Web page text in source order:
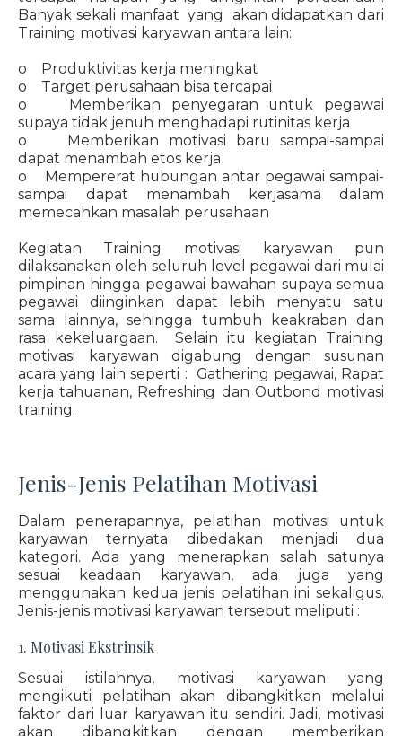
Banyak sekali manfaat yang akan didapatkan dari
Training motivasi karyawan antara lain:
o Produktivitas kerja meningkat
o Target perusahaan bisa tercapai
o Memberikan penyegaran untuk pegawai
supaya tidak jenuh menghadapi rutinitas kerja
o Memberikan motivasi baru sampai-sampai
dapat menambah etos kerja
o Mempererat hubungan antar pegawai sampai-
sampai dapat menambah kerjasama dalam
memecahkan masalah perusahaan
Kegiatan Training motivasi karyawan pun
dilaksanakan oleh seluruh level pegawai dari mulai
pimpinan hingga pegawai bawahan supaya semua
pegawai diinginkan dapat lebih menyatu satu
sama lainnya, sehingga tumbuh keakraban dan
rasa kekeluargaan. Selain itu kegiatan Training
motivasi karyawan digabung dengan susunan
acara yang lain seperti : Gathering pegawai, Rapat
kerja tahuanan, Refreshing dan Outbond motivasi
training.
Jenis-Jenis Pelatihan Motivasi
Dalam penerapannya, pelatihan motivasi untuk
karyawan ternyata dibedakan menjadi dua
kategori. Ada yang menerapkan salah satunya
sesuai keadaan karyawan, ada juga yang
menggunakan kedua jenis pelatihan ini sekaligus.
Jenis-jenis motivasi karyawan tersebut meliputi :
1. Motivasi Ekstrinsik
Sesuai istilahnya, motivasi karyawan yang
mengikuti pelatihan akan dibangkitkan melalui
faktor dari luar karyawan itu sendiri. Jadi, motivasi
akan dibangkitkan dengan memberikan